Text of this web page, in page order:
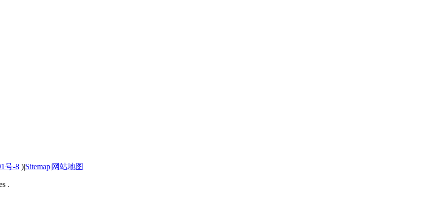
号-8 )|Sitemap|网站地图
.